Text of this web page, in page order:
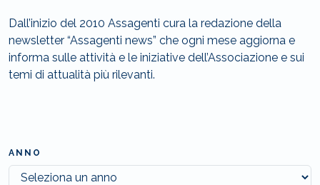
Dall’inizio del 2010 Assagenti cura la redazione della
newsletter “Assagenti news” che ogni mese aggiorna e
informa sulle attività e le iniziative dell’Associazione e sui
temi di attualità più rilevanti.
ANNO